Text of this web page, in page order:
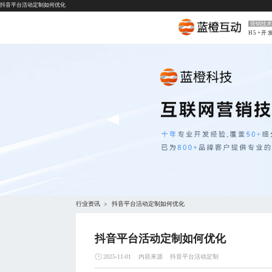
抖音平台活动定制如何优化
营销技
H5+开
行业资讯 > 抖音平台活动定制如何优化
抖音平台活动定制如何优化
2025-11-01 内容来源 抖音平台活动定制